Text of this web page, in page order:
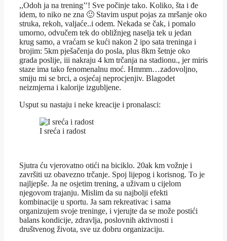
,,Odoh ja na trening’’! Sve počinje tako. Koliko, šta i đe
idem, to niko ne zna 🙂 Stavim usput pojas za mršanje oko
struka, rekoh, valjaće..i odem. Nekada se čak, i pomalo
umorno, odvučem tek do obližnjeg naselja tek u jedan
krug samo, a vraćam se kući nakon 2 ipo sata treninga i
brojim: 5km pješačenja do posla, plus 8km šetnje oko
grada poslije, iii nakraju 4 km trčanja na stadionu., jer miris
staze ima tako fenomenalnu moć. Hmmm…zadovoljno,
smiju mi se brci, a osjećaj neprocjenjiv. Blagodet
neizmjerna i kalorije izgubljene.
Usput su nastaju i neke kreacije i pronalasci:
I sreća i radost
Sjutra ću vjerovatno otići na biciklo. 20ak km vožnje i
završiti uz obavezno trčanje. Spoj lijepog i korisnog. To je
najljepše. Ja ne osjetim trening, a uživam u cijelom
njegovom trajanju. Mislim da su najbolji efekti
kombinacije u sportu. Ja sam rekreativac i sama
organizujem svoje treninge, i vjerujte da se može postići
balans kondicije, zdravlja, poslovnih aktivnosti i
društvenog života, sve uz dobru organizaciju.